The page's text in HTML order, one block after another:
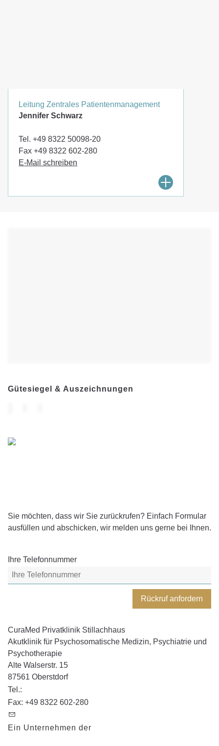
Leitung Zentrales Patientenmanagement
Jennifer Schwarz
+49 8322 50098-20
+49 8322 602-280
E-Mail schreiben
Gütesiegel & Auszeichnungen
Sie möchten, dass wir Sie zurückrufen? Einfach Formular
ausfüllen und abschicken, wir melden uns gerne bei Ihnen.
Ihre Telefonnummer
Rückruf anfordern
CuraMed Privatklinik Stillachhaus
Akutklinik für Psychosomatische Medizin, Psychiatrie und
Psychotherapie
Alte Walserstr. 15
87561 Oberstdorf
Tel.:
Fax: +49 8322 602-280
Ein Unternehmen der